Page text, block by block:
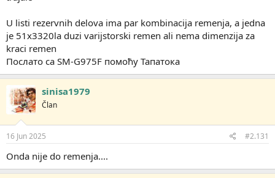
U listi rezervnih delova ima par kombinacija remenja, a jedna
je 51x3320la duzi varijstorski remen ali nema dimenzija za
kraci remen
Послато са SM-G975F помоћу Тапатока
sinisa1979
Član
16 Jun 2025 #2.131
Onda nije do remenja....